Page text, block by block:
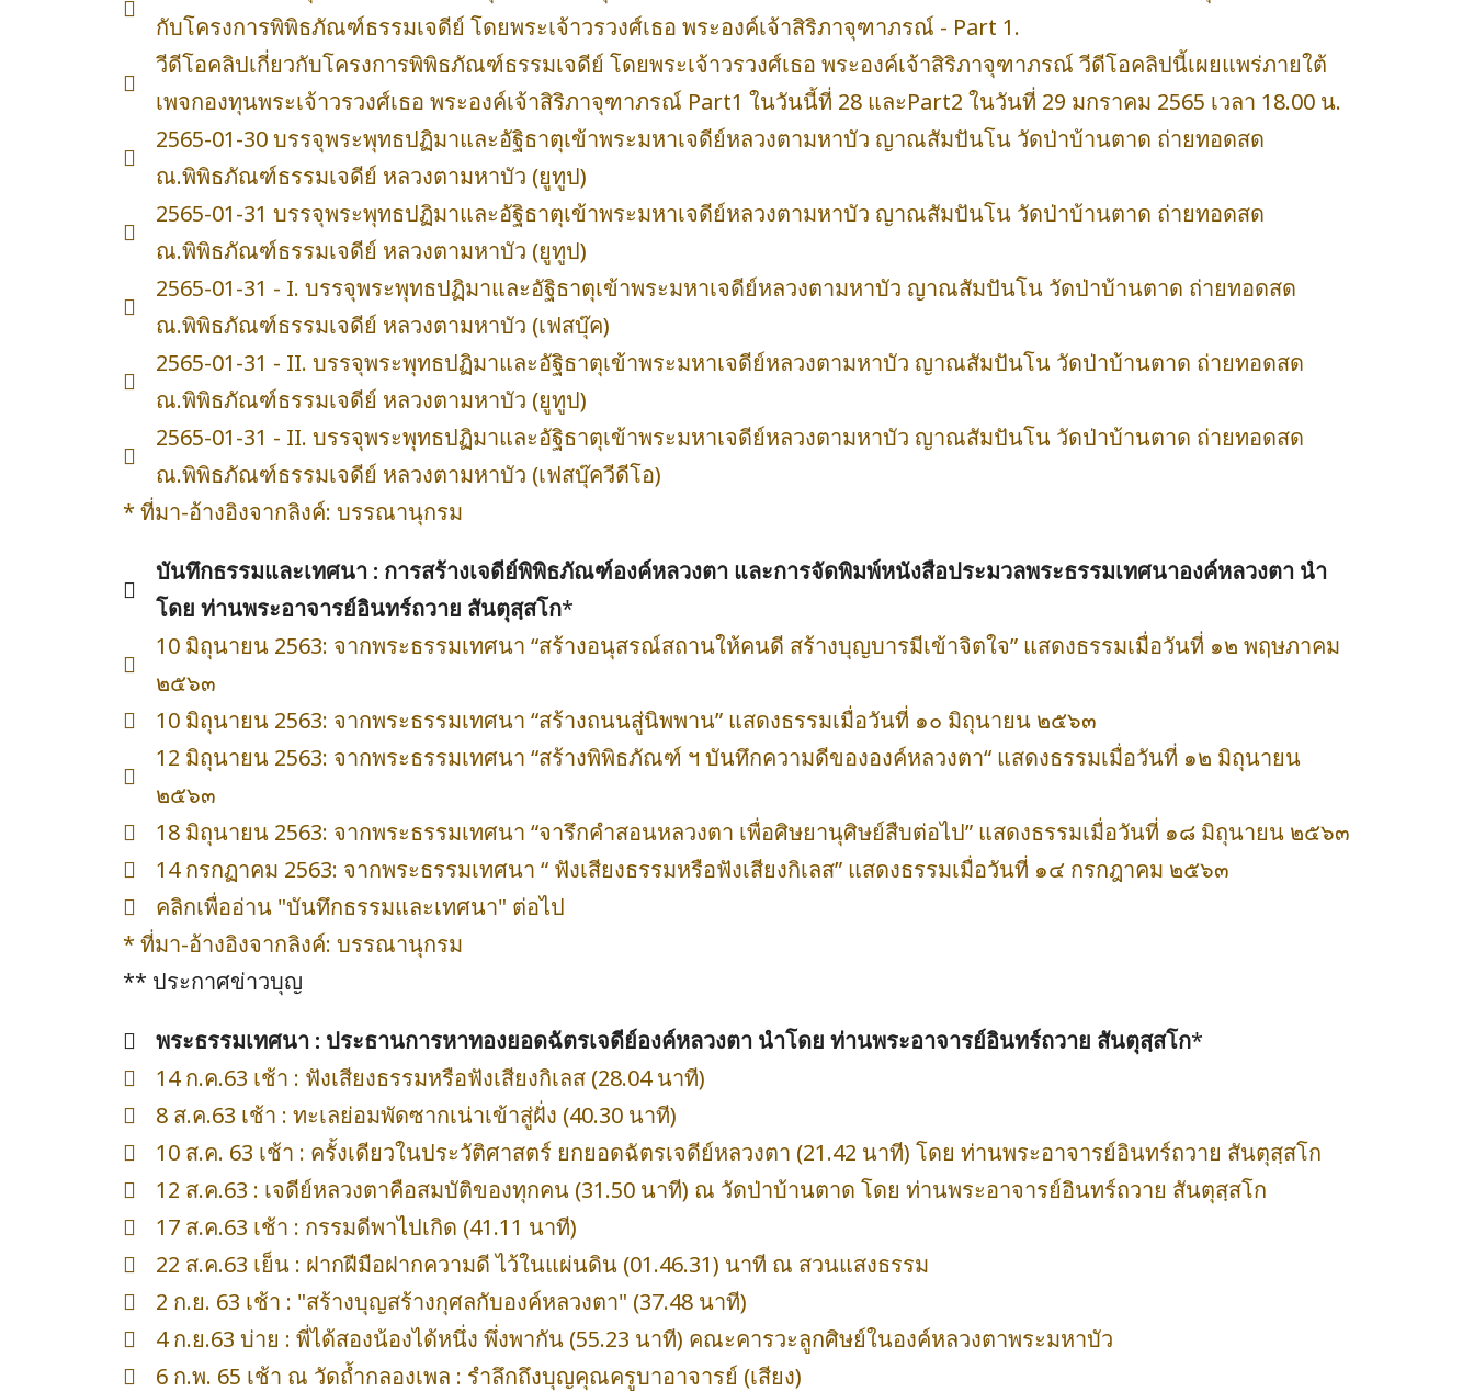
กับโครงการพิพิธภัณฑ์ธรรมเจดีย์ โดยพระเจ้าวรวงศ์เธอ พระองค์เจ้าสิริภาจุฑาภรณ์ - Part 1.
วีดีโอคลิปเกี่ยวกับโครงการพิพิธภัณฑ์ธรรมเจดีย์ โดยพระเจ้าวรวงศ์เธอ พระองค์เจ้าสิริภาจุฑาภรณ์ วีดีโอคลิปนี้เผยแพร่ภายใต้
เพจกองทุนพระเจ้าวรวงศ์เธอ พระองค์เจ้าสิริภาจุฑาภรณ์ Part1 ในวันนี้ที่ 28 และPart2 ในวันที่ 29 มกราคม 2565 เวลา 18.00 น.
2565-01-30 บรรจุพระพุทธปฏิมาและอัฐิธาตุเข้าพระมหาเจดีย์หลวงตามหาบัว ญาณสัมปันโน วัดป่าบ้านตาด ถ่ายทอดสด
ณ.พิพิธภัณฑ์ธรรมเจดีย์ หลวงตามหาบัว (ยูทูป)
2565-01-31 บรรจุพระพุทธปฏิมาและอัฐิธาตุเข้าพระมหาเจดีย์หลวงตามหาบัว ญาณสัมปันโน วัดป่าบ้านตาด ถ่ายทอดสด
ณ.พิพิธภัณฑ์ธรรมเจดีย์ หลวงตามหาบัว (ยูทูป)
2565-01-31 - I. บรรจุพระพุทธปฏิมาและอัฐิธาตุเข้าพระมหาเจดีย์หลวงตามหาบัว ญาณสัมปันโน วัดป่าบ้านตาด ถ่ายทอดสด
ณ.พิพิธภัณฑ์ธรรมเจดีย์ หลวงตามหาบัว (เฟสบุ๊ค)
2565-01-31 - II. บรรจุพระพุทธปฏิมาและอัฐิธาตุเข้าพระมหาเจดีย์หลวงตามหาบัว ญาณสัมปันโน วัดป่าบ้านตาด ถ่ายทอดสด
ณ.พิพิธภัณฑ์ธรรมเจดีย์ หลวงตามหาบัว (ยูทูป)
2565-01-31 - II. บรรจุพระพุทธปฏิมาและอัฐิธาตุเข้าพระมหาเจดีย์หลวงตามหาบัว ญาณสัมปันโน วัดป่าบ้านตาด ถ่ายทอดสด
ณ.พิพิธภัณฑ์ธรรมเจดีย์ หลวงตามหาบัว (เฟสบุ๊ควีดีโอ)
* ที่มา-อ้างอิงจากลิงค์: บรรณานุกรม
บันทึกธรรมและเทศนา : การสร้างเจดีย์พิพิธภัณฑ์องค์หลวงตา และการจัดพิมพ์หนังสือประมวลพระธรรมเทศนาองค์หลวงตา นำ
โดย ท่านพระอาจารย์อินทร์ถวาย สันตุสฺสโก*
10 มิถุนายน 2563: จากพระธรรมเทศนา “สร้างอนุสรณ์สถานให้คนดี สร้างบุญบารมีเข้าจิตใจ” แสดงธรรมเมื่อวันที่ ๑๒ พฤษภาคม
๒๕๖๓
10 มิถุนายน 2563: จากพระธรรมเทศนา “สร้างถนนสู่นิพพาน” แสดงธรรมเมื่อวันที่ ๑๐ มิถุนายน ๒๕๖๓
12 มิถุนายน 2563: จากพระธรรมเทศนา “สร้างพิพิธภัณฑ์ ฯ บันทึกความดีขององค์หลวงตา“ แสดงธรรมเมื่อวันที่ ๑๒ มิถุนายน
๒๕๖๓
18 มิถุนายน 2563: จากพระธรรมเทศนา “จารึกคำสอนหลวงตา เพื่อศิษยานุศิษย์สืบต่อไป” แสดงธรรมเมื่อวันที่ ๑๘ มิถุนายน ๒๕๖๓
14 กรกฏาคม 2563: จากพระธรรมเทศนา “ ฟังเสียงธรรมหรือฟังเสียงกิเลส” แสดงธรรมเมื่อวันที่ ๑๔ กรกฎาคม ๒๕๖๓
คลิกเพื่ออ่าน "บันทึกธรรมและเทศนา" ต่อไป
* ที่มา-อ้างอิงจากลิงค์: บรรณานุกรม
** ประกาศข่าวบุญ
พระธรรมเทศนา : ประธานการหาทองยอดฉัตรเจดีย์องค์หลวงตา นำโดย ท่านพระอาจารย์อินทร์ถวาย สันตุสฺสโก*
14 ก.ค.63 เช้า : ฟังเสียงธรรมหรือฟังเสียงกิเลส (28.04 นาที)
8 ส.ค.63 เช้า : ทะเลย่อมพัดซากเน่าเข้าสู่ฝั่ง (40.30 นาที)
10 ส.ค. 63 เช้า : ครั้งเดียวในประวัติศาสตร์ ยกยอดฉัตรเจดีย์หลวงตา (21.42 นาที) โดย ท่านพระอาจารย์อินทร์ถวาย สันตุสฺสโก
12 ส.ค.63 : เจดีย์หลวงตาคือสมบัติของทุกคน (31.50 นาที) ณ วัดป่าบ้านตาด โดย ท่านพระอาจารย์อินทร์ถวาย สันตุสฺสโก
17 ส.ค.63 เช้า : กรรมดีพาไปเกิด (41.11 นาที)
22 ส.ค.63 เย็น : ฝากฝีมือฝากความดี ไว้ในแผ่นดิน (01.46.31) นาที ณ สวนแสงธรรม
2 ก.ย. 63 เช้า : "สร้างบุญสร้างกุศลกับองค์หลวงตา" (37.48 นาที)
4 ก.ย.63 บ่าย : พี่ได้สองน้องได้หนึ่ง พึ่งพากัน (55.23 นาที) คณะคารวะลูกศิษย์ในองค์หลวงตาพระมหาบัว
6 ก.พ. 65 เช้า ณ วัดถ้ำกลองเพล : รำลึกถึงบุญคุณครูบาอาจารย์ (เสียง)